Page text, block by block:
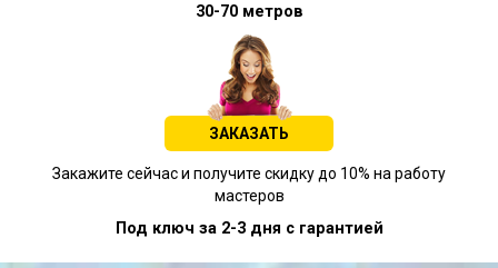
30-70 метров
ЗАКАЗАТЬ
Закажите сейчас и получите скидку до 10% на работу
мастеров
Под ключ за 2-3 дня с гарантией